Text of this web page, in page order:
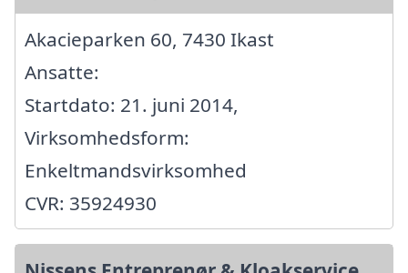
Akacieparken 60, 7430 Ikast
Ansatte:
Startdato: 21. juni 2014,
Virksomhedsform:
Enkeltmandsvirksomhed
CVR: 35924930